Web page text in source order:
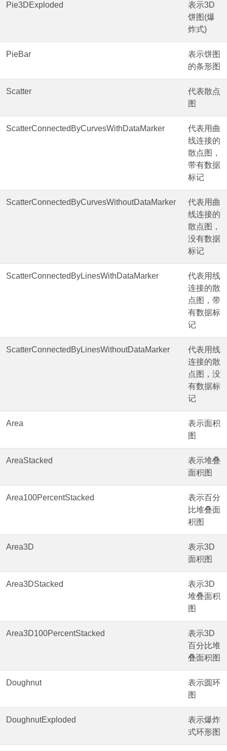
Pie3DExploded
表示3D
饼图(爆
炸式)
PieBar
表示饼图
的条形图
Scatter
代表散点
图
ScatterConnectedByCurvesWithDataMarker
代表用曲
线连接的
散点图，
带有数据
标记
ScatterConnectedByCurvesWithoutDataMarker
代表用曲
线连接的
散点图，
没有数据
标记
ScatterConnectedByLinesWithDataMarker
代表用线
连接的散
点图，带
有数据标
记
ScatterConnectedByLinesWithoutDataMarker
代表用线
连接的散
点图，没
有数据标
记
Area
表示面积
图
AreaStacked
表示堆叠
面积图
Area100PercentStacked
表示百分
比堆叠面
积图
Area3D
表示3D
面积图
Area3DStacked
表示3D
堆叠面积
图
Area3D100PercentStacked
表示3D
百分比堆
叠面积图
Doughnut
表示圆环
图
DoughnutExploded
表示爆炸
式环形图